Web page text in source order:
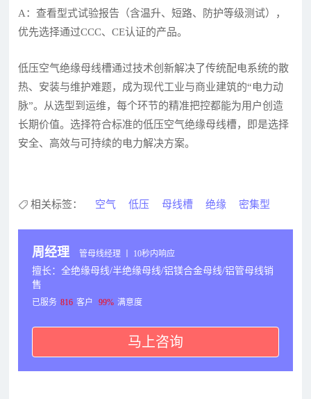
A：查看型式试验报告（含温升、短路、防护等级测试），
优先选择通过CCC、CE认证的产品。
低压空气绝缘母线槽通过技术创新解决了传统配电系统的散
热、安装与维护难题，成为现代工业与商业建筑的“电力动
脉”。从选型到运维，每个环节的精准把控都能为用户创造
长期价值。选择符合标准的低压空气绝缘母线槽，即是选择
安全、高效与可持续的电力解决方案。
相关标签： 空气 低压 母线槽 绝缘 密集型
周经理 管母线经理 丨 10秒内响应
擅长：全绝缘母线/半绝缘母线/铝镁合金母线/铝管母线销
售
已服务 816 客户 99% 满意度
马上咨询